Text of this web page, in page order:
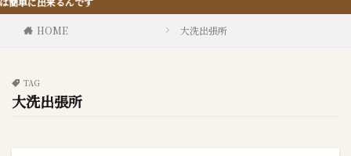
HOME 大洗出張所
TAG
大洗出張所